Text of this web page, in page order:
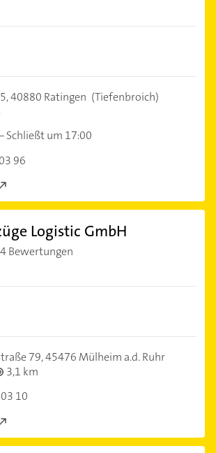
40880 Ratingen (Tiefenbroich)
Schließt um 17:00
96
Logistic GmbH
4 Bewertungen
79,45476 Mülheim a.d. Ruhr
3,1 km
10